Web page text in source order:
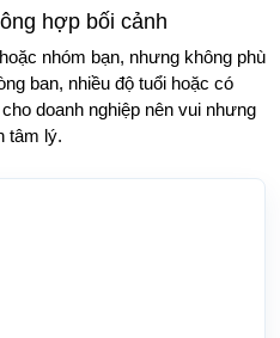
hợp bối cảnh
nhóm bạn, nhưng không phù
ban, nhiều độ tuổi hoặc có
doanh nghiệp nên vui nhưng
tâm lý.